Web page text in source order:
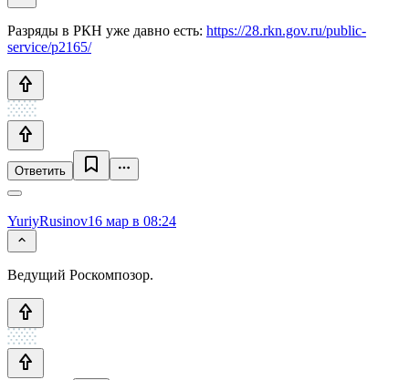
Разряды в РКН уже давно есть: https://28.rkn.gov.ru/public-
service/p2165/
Ответить
YuriyRusinov16 мар в 08:24
Ведущий Роскомпозор.